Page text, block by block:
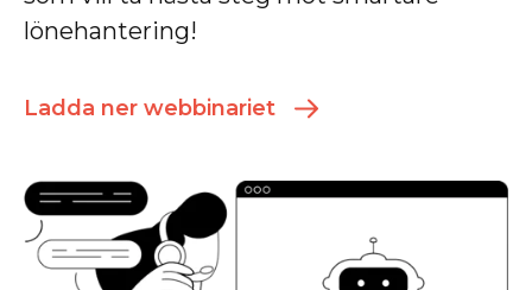
lönehantering!
Ladda ner webbinariet